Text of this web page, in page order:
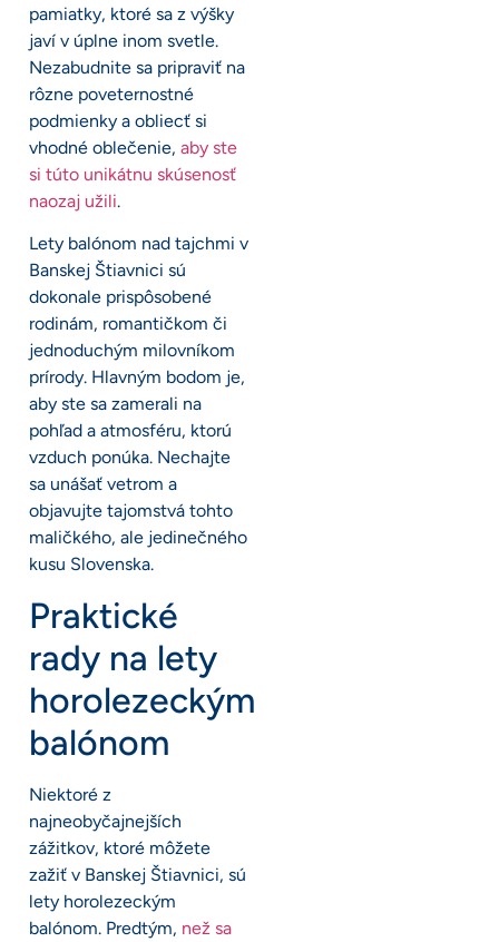
pamiatky, ktoré sa z výšky
javí v úplne inom svetle.
Nezabudnite sa pripraviť na
rôzne poveternostné
podmienky a obliecť si
vhodné oblečenie, aby ste
si túto unikátnu skúsenosť
naozaj užili.
Lety balónom nad tajchmi v
Banskej Štiavnici sú
dokonale prispôsobené
rodinám, romantičkom či
jednoduchým milovníkom
prírody. Hlavným bodom je,
aby ste sa zamerali na
pohľad a atmosféru, ktorú
vzduch ponúka. Nechajte
sa unášať vetrom a
objavujte tajomstvá tohto
maličkého, ale jedinečného
kusu Slovenska.
Praktické
rady na lety
horolezeckým
balónom
Niektoré z
najneobyčajnejších
zážitkov, ktoré môžete
zažiť v Banskej Štiavnici, sú
lety horolezeckým
balónom. Predtým, než sa